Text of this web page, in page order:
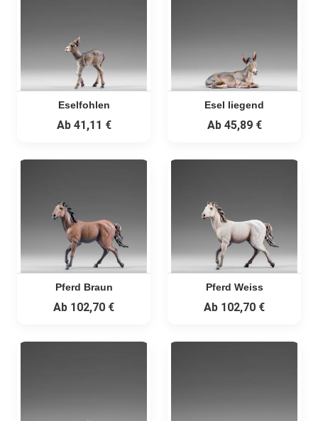
Eselfohlen
Ab41,11 €
Esel liegend
Ab45,89 €
Pferd Braun
Ab 102,70 €
Pferd Weiss
Ab 102,70 €